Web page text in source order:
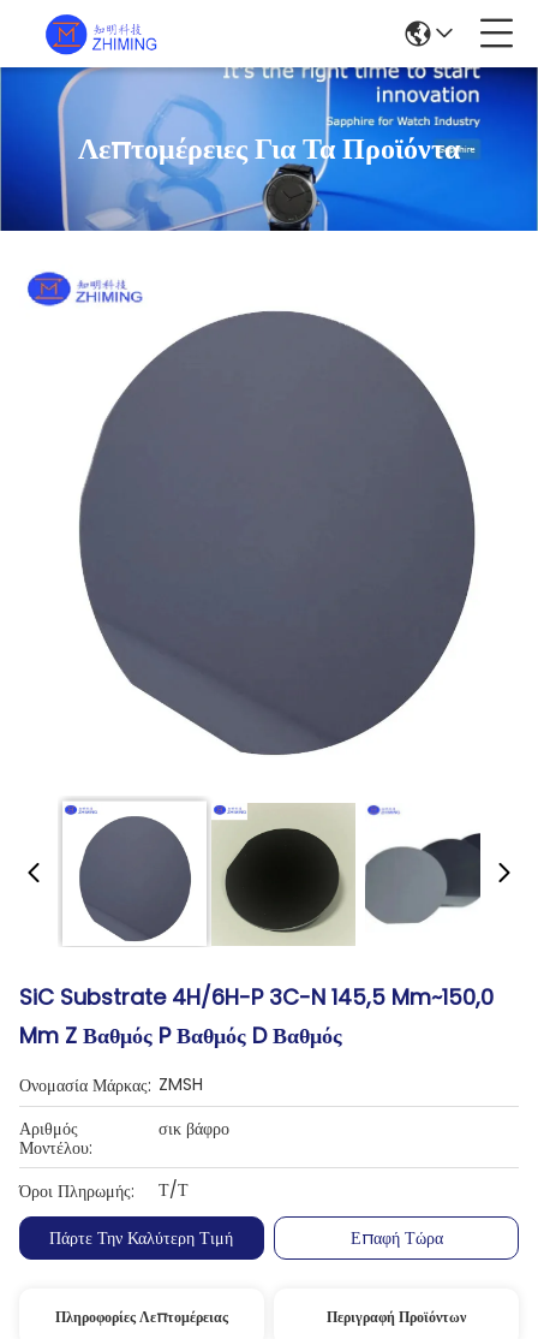
Λεπτομέρειες Για Τα Προϊόντα
SiC Substrate 4H/6H-P 3C-N 145,5 Mm~150,0
Mm Z Βαθμός P Βαθμός D Βαθμός
Ονομασία Μάρκας: ZMSH
Αριθμός
Μοντέλου:
σικ βάφρο
Όροι Πληρωμής:
Τ/Τ
Πάρτε Την Καλύτερη Τιμή
Επαφή Τώρα
Πληροφορίες Λεπτομέρειας Περιγραφή Προϊόντων